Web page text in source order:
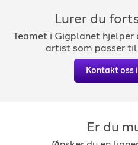
Lurer du
Teamet i Gigplanet hjelper
artist som passer
Kontakt oss
Er du